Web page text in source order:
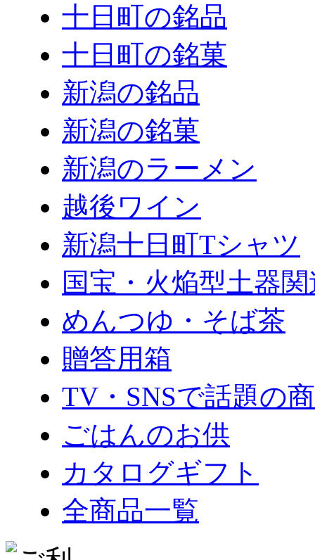
十日町の銘品
十日町の銘菓
新潟の銘品
新潟の銘菓
新潟のラーメン
越後ワイン
新潟十日町Tシャツ
国宝・火焔型土器
めんつゆ・そば茶
贈答用箱
TV・SNSで話題の
ごはんのお供
カタログギフト
全商品一覧